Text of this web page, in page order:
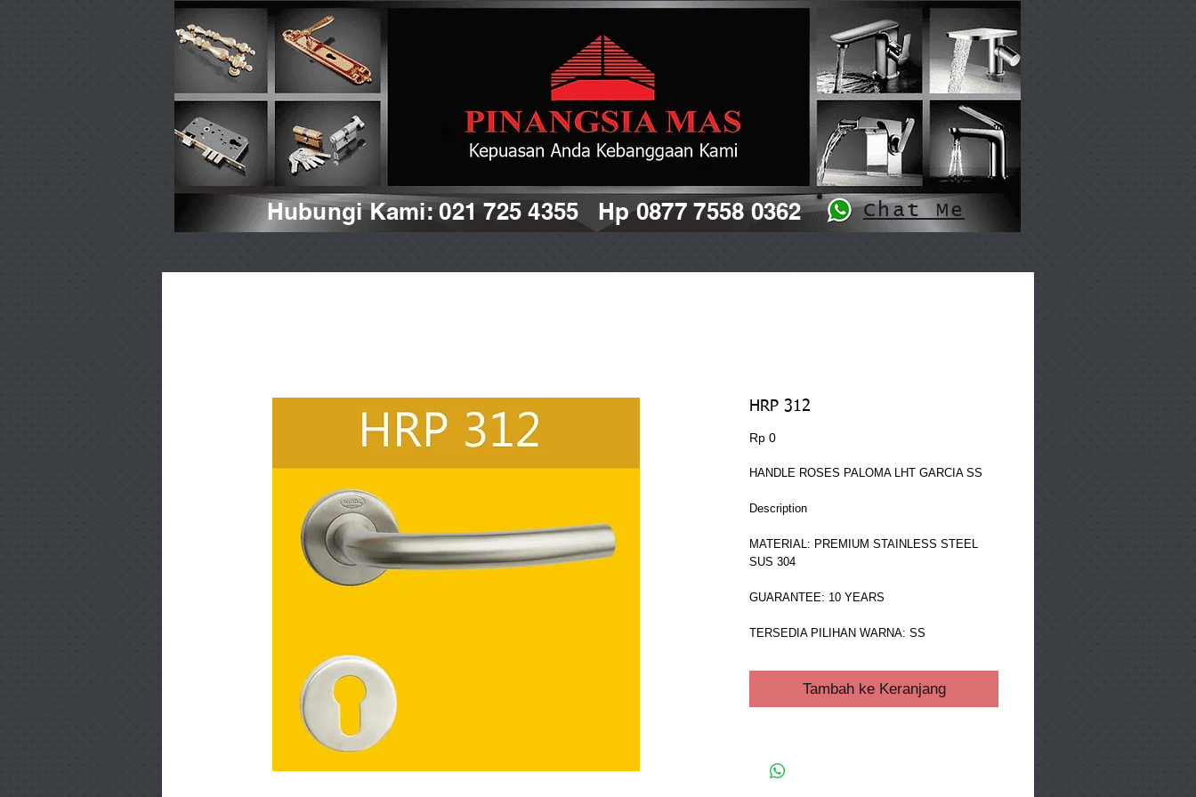
Hubungi Kami: 021 725 4355 Hp 0877 7558 0362 Chat Me
HRP 312
Rp 0Harga
HANDLE ROSES PALOMA LHT GARCIA SS
Description
MATERIAL: PREMIUM STAINLESS STEEL
SUS 304
GUARANTEE: 10 YEARS
TERSEDIA PILIHAN WARNA: SS
Tambah ke Keranjang